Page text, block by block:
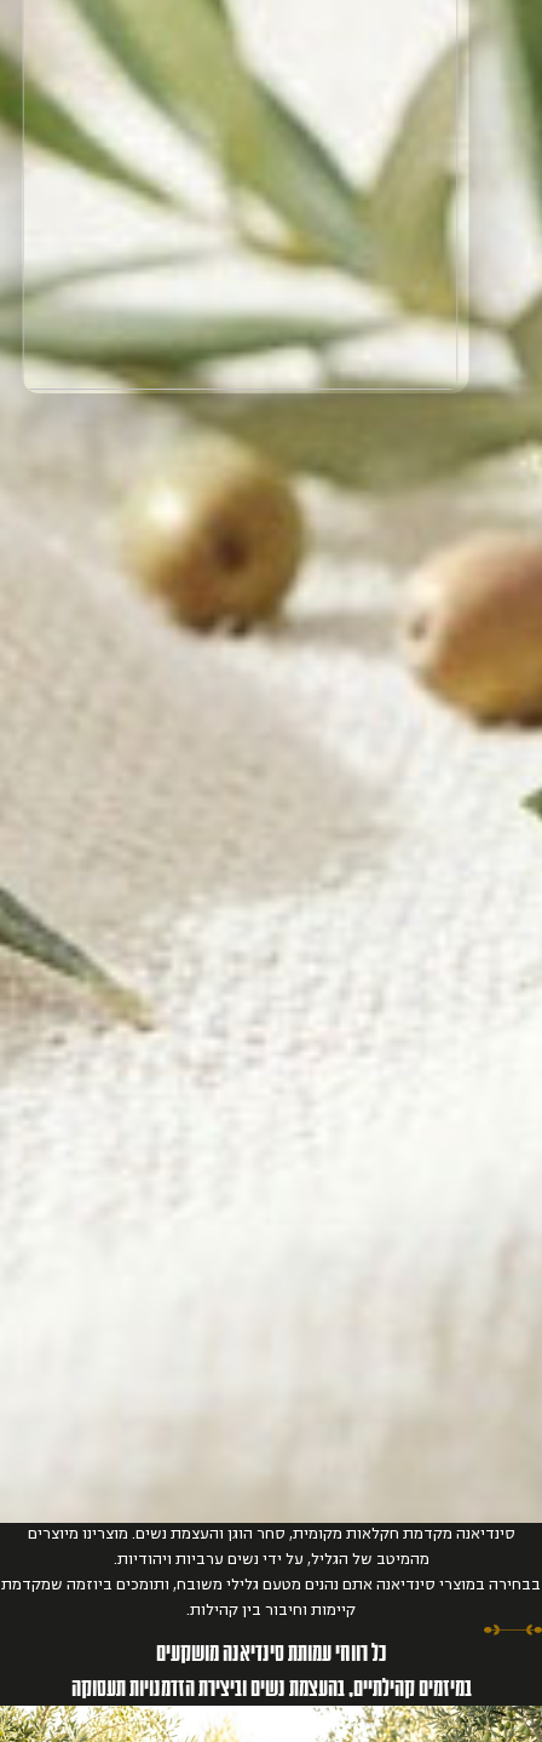
סינדיאנה מקדמת חקלאות מקומית, סחר הוגן והעצמת נשים. מוצרינו מיוצרים
מהמיטב של הגליל, על ידי נשים ערביות ויהודיות.
במוצרי סינדיאנה אתם נהנים מטעם גלילי משובח, ותומכים ביוזמה שמקדמת
קיימות וחיבור בין קהילות.
כל רווחי עמותת סינדיאנה מושקעים
במיזמים קהילתיים, בהעצמת נשים וביצירת הזדמנויות תעסוקה